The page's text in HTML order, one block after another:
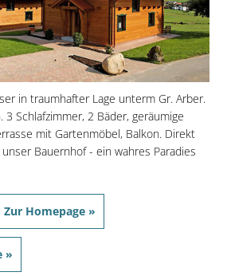
in traumhafter Lage unterm Gr. Arber.
3 Schlafzimmer, 2 Bäder, geräumige
mit Gartenmöbel, Balkon. Direkt
Bauernhof - ein wahres Paradies
Zur Homepage »
»